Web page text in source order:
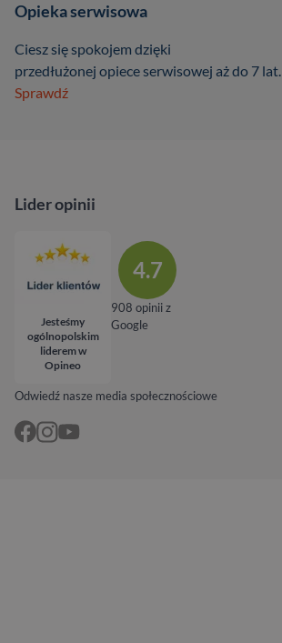
Opieka serwisowa
Ciesz się spokojem dzięki
przedłużonej opiece serwisowej aż do 7 lat.
Sprawdź
Odwiedź nasze media społecznościowe
Lider opinii
Jesteśmy
ogólnopolskim
liderem w
Opineo
4.7
908 opinii z
Google